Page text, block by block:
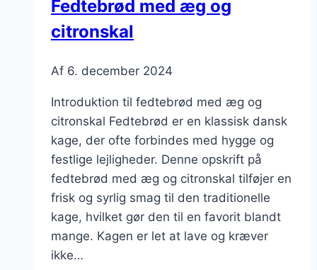
Fedtebrød med æg og
citronskal
Af 6. december 2024
Introduktion til fedtebrød med æg og
citronskal Fedtebrød er en klassisk dansk
kage, der ofte forbindes med hygge og
festlige lejligheder. Denne opskrift på
fedtebrød med æg og citronskal tilføjer en
frisk og syrlig smag til den traditionelle
kage, hvilket gør den til en favorit blandt
mange. Kagen er let at lave og kræver
ikke…